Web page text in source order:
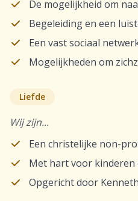
De mogelijkheid om
Begeleiding en een
Een vast sociaal
Mogelijkheden om
Liefde
Wij zijn...
Een christelijke non-
Met hart voor kinderen
Opgericht door